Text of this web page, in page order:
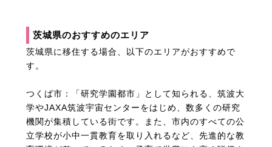
茨城県のおすすめのエリア
茨城県に移住する場合、以下のエリアがおすすめで
す。
つくば市：「研究学園都市」として知られる、筑波大
学やJAXA筑波宇宙センターをはじめ、数多くの研究
機関が集積している街です。また、市内のすべての公
立学校が小中一貫教育を取り入れるなど、先進的な教